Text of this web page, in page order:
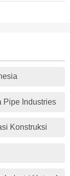
Pipe Industries
Konstruksi